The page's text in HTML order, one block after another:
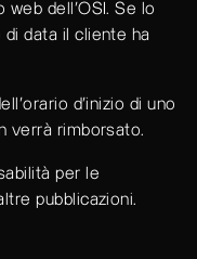
dell’OSI. Se lo
data il cliente ha
d'inizio di uno
verrà rimborsato.
per le
pubblicazioni.